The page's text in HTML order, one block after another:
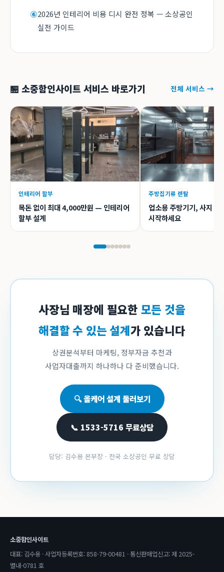
⑥2026년 인테리어 비용 디시 완전 정복 — 소상공인
실전 가이드
🏪 소중함인사이트 서비스 바로가기 전체 서비스 →
인테리어 할부
목돈 없이 최대 4,000만원 — 인테리어
할부 설계
주방집기류 렌탈
업소용 주방기기, 사지 말
시작하세요
사장님 매장에 필요한 모든 것을
해결할 수 있는 설계가 있습니다
상권분석부터 마케팅, 정부자금 추천과
사업자대출까지 하나하나 다 준비했습니다.
🔍 올케어 설계 둘러보기
📞 1533-5716 무료상담
담당: 김수용 본부장 · 전국 소상공인 무료 상담
소중함인사이트
대표: 김수용 · 사업자등록번호: 858-79-00481 · 통신판매업신고: 제 2025-
별내-0781 호